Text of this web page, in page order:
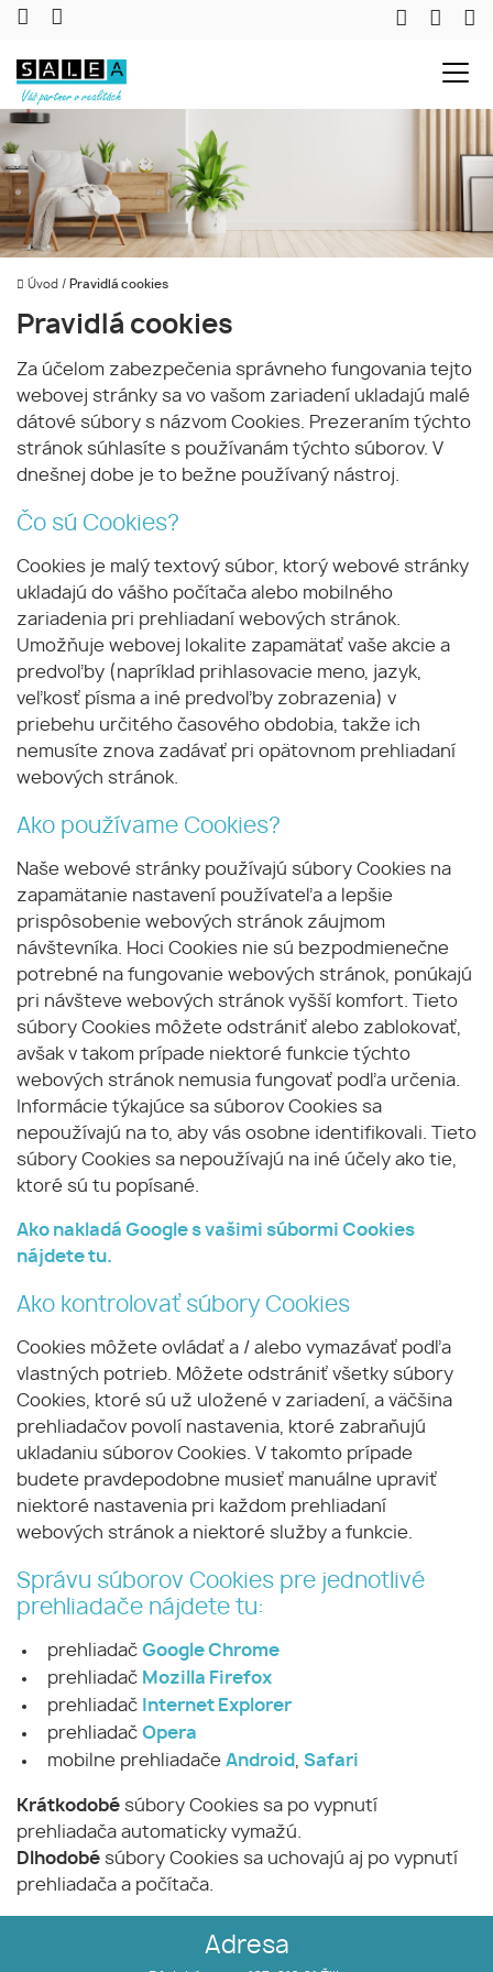
Úvod / Pravidlá cookies
Pravidlá cookies
Za účelom zabezpečenia správneho fungovania tejto
webovej stránky sa vo vašom zariadení ukladajú malé
dátové súbory s názvom Cookies. Prezeraním týchto
stránok súhlasíte s používanám týchto súborov. V
dnešnej dobe je to bežne používaný nástroj.
Čo sú Cookies?
Cookies je malý textový súbor, ktorý webové stránky
ukladajú do vášho počítača alebo mobilného
zariadenia pri prehliadaní webových stránok.
Umožňuje webovej lokalite zapamätať vaše akcie a
predvoľby (napríklad prihlasovacie meno, jazyk,
veľkosť písma a iné predvoľby zobrazenia) v
priebehu určitého časového obdobia, takže ich
nemusíte znova zadávať pri opätovnom prehliadaní
webových stránok.
Ako používame Cookies?
Naše webové stránky používajú súbory Cookies na
zapamätanie nastavení používateľa a lepšie
prispôsobenie webových stránok záujmom
návštevníka. Hoci Cookies nie sú bezpodmienečne
potrebné na fungovanie webových stránok, ponúkajú
pri návšteve webových stránok vyšší komfort. Tieto
súbory Cookies môžete odstrániť alebo zablokovať,
avšak v takom prípade niektoré funkcie týchto
webových stránok nemusia fungovať podľa určenia.
Informácie týkajúce sa súborov Cookies sa
nepoužívajú na to, aby vás osobne identifikovali. Tieto
súbory Cookies sa nepoužívajú na iné účely ako tie,
ktoré sú tu popísané.
Ako nakladá Google s vašimi súbormi Cookies
nájdetetu.
Ako kontrolovať súbory Cookies
Cookies môžete ovládať a / alebo vymazávať podľa
vlastných potrieb. Môžete odstrániť všetky súbory
Cookies, ktoré sú už uložené v zariadení, a väčšina
prehliadačov povolí nastavenia, ktoré zabraňujú
ukladaniu súborov Cookies. V takomto prípade
budete pravdepodobne musieť manuálne upraviť
niektoré nastavenia pri každom prehliadaní
webových stránok a niektoré služby a funkcie.
Správu súborov Cookies pre jednotlivé
prehliadače nájdete tu:
prehliadač Google Chrome
prehliadač Mozilla Firefox
prehliadač
Internet Explorer
prehliadač Opera
mobilne prehliadače Android Safari
Krátkodobé súbory Cookies sa po vypnutí
prehliadača automaticky vymažú.
Dlhodobé súbory Cookies sa uchovajú aj po vypnutí
prehliadača a počítača.
Adresa